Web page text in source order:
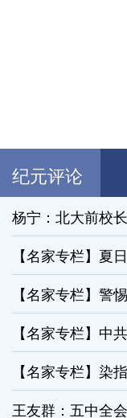
纪元评论
杨宁：北大前校
【名家专栏】夏
【名家专栏】警
【名家专栏】中
【名家专栏】染
王友群：五中全